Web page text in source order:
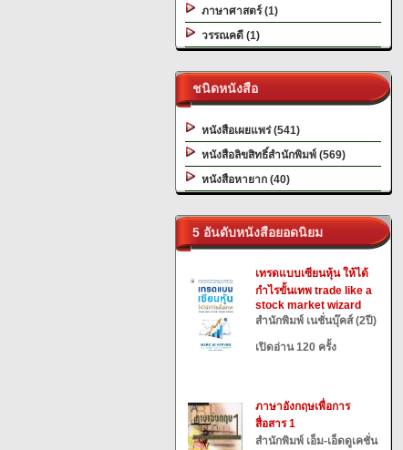
ภาษาศาสตร์ (1)
วรรณคดี (1)
ชนิดหนังสือ
หนังสือเผยแพร่ (541)
หนังสือลิขสิทธิ์สำนักพิมพ์ (569)
หนังสือหายาก (40)
5 อันดับหนังสือยอดนิยม
เทรดแบบเซียนหุ้น ให้ได้
กำไรขั้นเทพ trade like a
stock market wizard
สำนักพิมพ์ เนชั่นบุ๊คส์ (2ปี)
เปิดอ่าน 120 ครั้ง
ภาษาอังกฤษเพื่อการ
สื่อสาร 1
สำนักพิมพ์ เอ็ม-เอ็ดดูเคชั่น